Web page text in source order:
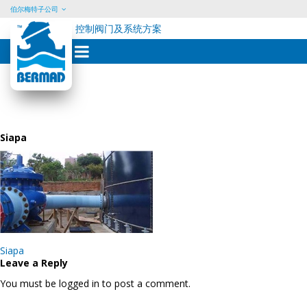
Skip
content
伯尔梅特子公司
控制阀门及系统方案
Siapa
Post
navigation
Siapa
Leave a Reply
You must be logged in to post a comment.